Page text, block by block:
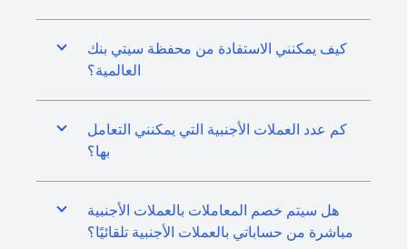
كيف يمكنني الاستفادة من محفظة سيتي بنك
العالمية؟
كم عدد العملات الأجنبية التي يمكنني التعامل
بها؟
هل سيتم خصم المعاملات بالعملات الأجنبية
مباشرة من حساباتي بالعملات الأجنبية تلقائيًا؟